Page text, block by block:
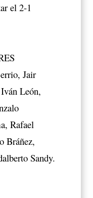
el 2-1
Jair
León,
Rafael
Bráñez,
Sandy.